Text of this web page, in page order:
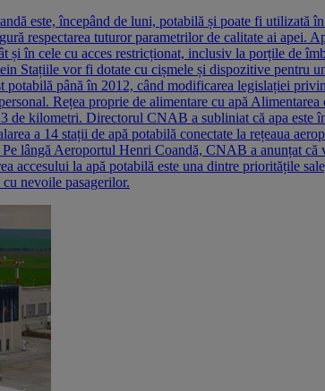
este, începând de luni, potabilă și poate fi utilizată
respectarea tuturor parametrilor de calitate ai
și în cele cu acces restricționat, inclusiv la porțile
Stațiile vor fi dotate cu cișmele și dispozitive pentru
până în 2012, când modificarea legislației
Rețea proprie de alimentare cu apă
de kilometri. Directorul CNAB a subliniat că apa
a 14 stații de apă potabilă conectate la rețeaua
lângă Aeroportul Henri Coandă, CNAB a anunțat
accesului la apă potabilă este una dintre prioritățile
nevoile pasagerilor.